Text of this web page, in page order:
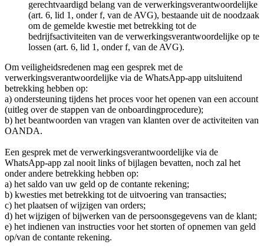
gerechtvaardigd belang van de verwerkingsverantwoordelijke
(art. 6, lid 1, onder f, van de AVG), bestaande uit de noodzaak
om de gemelde kwestie met betrekking tot de
bedrijfsactiviteiten van de verwerkingsverantwoordelijke op te
lossen (art. 6, lid 1, onder f, van de AVG).
Om veiligheidsredenen mag een gesprek met de
verwerkingsverantwoordelijke via de WhatsApp-app uitsluitend
betrekking hebben op:
a) ondersteuning tijdens het proces voor het openen van een account
(uitleg over de stappen van de onboardingprocedure);
b) het beantwoorden van vragen van klanten over de activiteiten van
OANDA.
Een gesprek met de verwerkingsverantwoordelijke via de
WhatsApp-app zal nooit links of bijlagen bevatten, noch zal het
onder andere betrekking hebben op:
a) het saldo van uw geld op de contante rekening;
b) kwesties met betrekking tot de uitvoering van transacties;
c) het plaatsen of wijzigen van orders;
d) het wijzigen of bijwerken van de persoonsgegevens van de klant;
e) het indienen van instructies voor het storten of opnemen van geld
op/van de contante rekening.